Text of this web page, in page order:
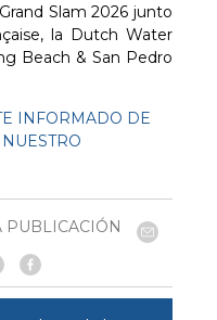
Slam 2026 junto
la Dutch Water
Beach & San Pedro
INFORMADO DE
PUBLICACIÓN